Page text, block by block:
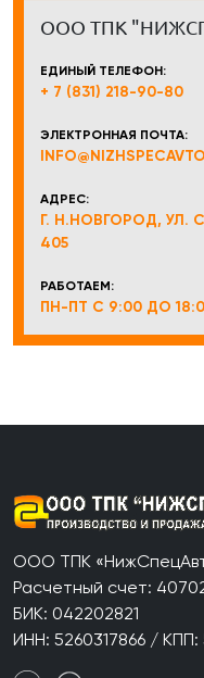
ООО ТПК
ЕДИНЫЙ ТЕЛЕФОН:
+ 7 (831) 218-90-80
ЭЛЕКТРОННАЯ ПОЧТА:
АДРЕС:
Г. Н.НОВГОРОД, УЛ.
405
РАБОТАЕМ:
ПН-ПТ С 9:00 ДО
ООО ТПК
Расчетный счет:
БИК: 042202821
ИНН: 5260317866 / КПП: